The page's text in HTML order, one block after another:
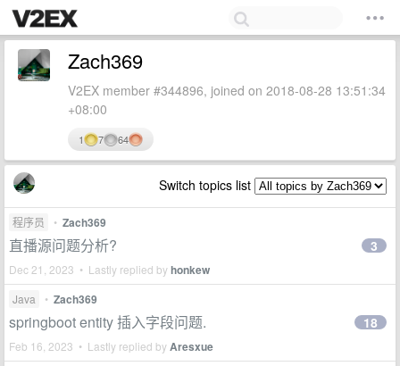
Zach369
V2EX member #344896, joined on 2018-08-28 13:51:34
+08:00
1 7 64
Switch topics list
程序员 • Zach369
直播源问题分析?
Dec 21, 2023 • Lastly replied byhonkew
3
Java • Zach369
springboot entity 插入字段问题.
Feb 16, 2023 • Lastly replied byAresxue
18